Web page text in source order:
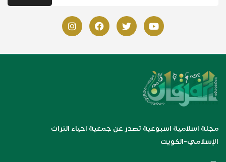
مجلة اسلامية اسبوعية تصدر عن جمعية احياء التراث
الإسلامي-الكويت